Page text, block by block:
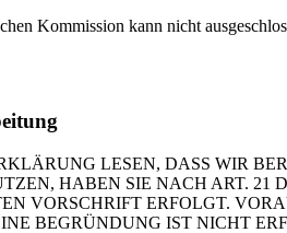
Kommission kann nicht
LESEN, DASS WIR
HABEN SIE NACH ART.
VORSCHRIFT ERFOLGT.
BEGRÜNDUNG IST NICHT